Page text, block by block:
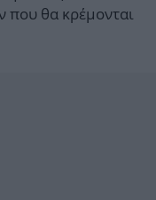
που θα κρέμονται